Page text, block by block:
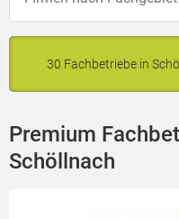
30 Fachbetriebe in
Premium
Schöllnach